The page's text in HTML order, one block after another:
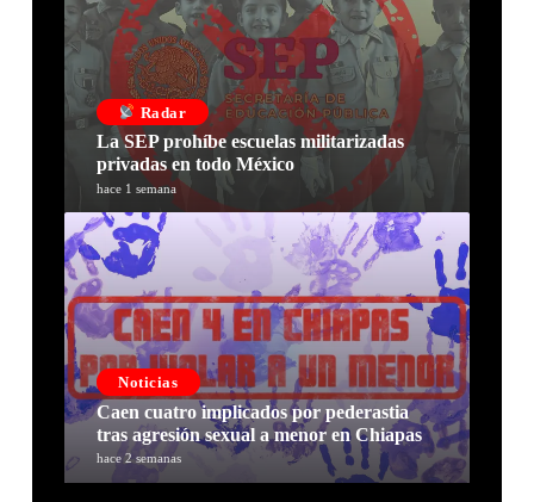
Radar
La SEP prohíbe escuelas militarizadas
privadas en todo México
hace 1 semana
Noticias
Caen cuatro implicados por pederastia
tras agresión sexual a menor en Chiapas
hace 2 semanas